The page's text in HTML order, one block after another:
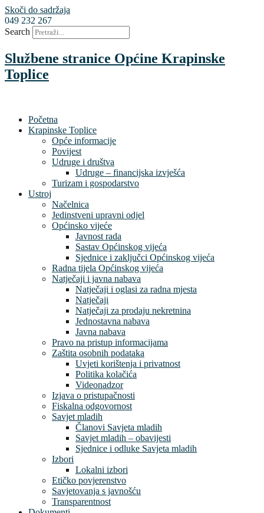
Skoči do sadržaja
049 232 267
Search
Službene stranice Općine Krapinske
Toplice
Početna
Krapinske Toplice
Opće informacije
Povijest
Udruge i društva
Udruge – financijska izvješća
Turizam i gospodarstvo
Ustroj
Načelnica
Jedinstveni upravni odjel
Općinsko vijeće
Javnost rada
Sastav Općinskog vijeća
Sjednice i zaključci Općinskog vijeća
Radna tijela Općinskog vijeća
Natječaji i javna nabava
Natječaji i oglasi za radna mjesta
Natječaji
Natječaji za prodaju nekretnina
Jednostavna nabava
Javna nabava
Pravo na pristup informacijama
Zaštita osobnih podataka
Uvjeti korištenja i privatnost
Politika kolačića
Videonadzor
Izjava o pristupačnosti
Fiskalna odgovornost
Savjet mladih
Članovi Savjeta mladih
Savjet mladih – obavijesti
Sjednice i odluke Savjeta mladih
Izbori
Lokalni izbori
Etičko povjerenstvo
Savjetovanja s javnošću
Transparentnost